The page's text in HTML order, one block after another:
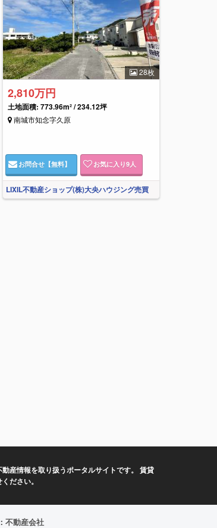
28枚
2,810万円
土地面積: 773.96m² / 234.12坪
南城市知念字久原
お問合せ【無料】 お気に入り9人
LIXIL不動産ショップ(株)大央ハウジング売買
産情報を取り扱うポータルサイトです。 賃貸
ださい。
不動産会社